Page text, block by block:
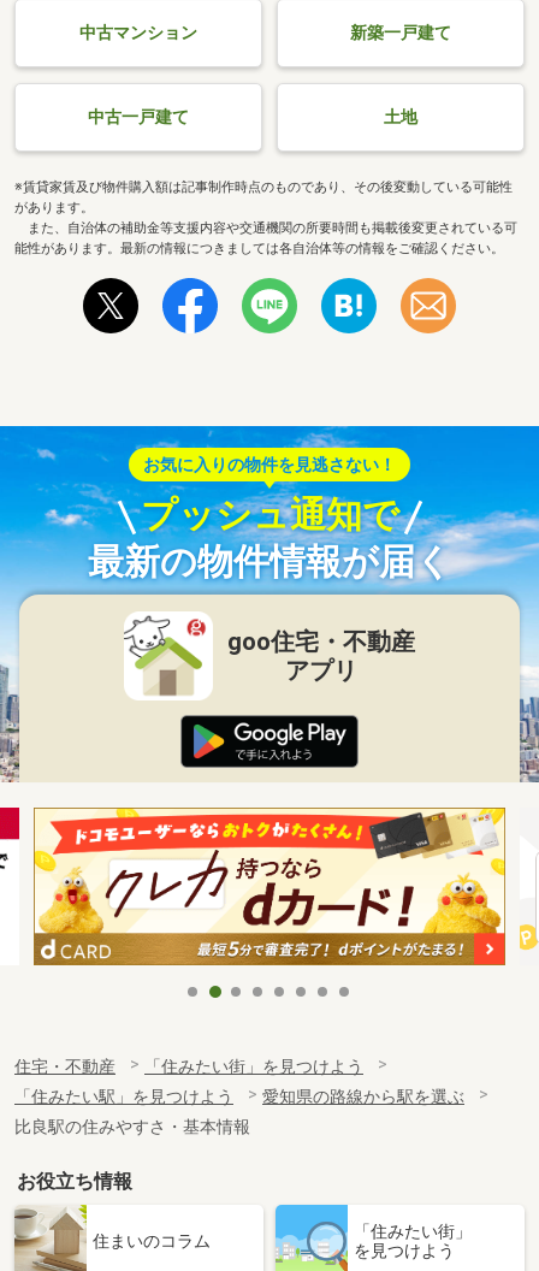
中古マンション 新築一戸建て
中古一戸建て 土地
※賃貸家賃及び物件購入額は記事制作時点のものであり、その後変動している可能性
があります。
また、自治体の補助金等支援内容や交通機関の所要時間も掲載後変更されている可
能性があります。最新の情報につきましては各自治体等の情報をご確認ください。
お気に入りの物件を見逃さない！
プッシュ通知で
最新の物件情報が届く
goo住宅・不動産
アプリ
住宅・不動産
「住みたい街」を見つけよう
「住みたい駅」を見つけよう
愛知県の路線から駅を選ぶ
比良駅の住みやすさ・基本情報
お役立ち情報
住まいのコラム
「住みたい街」
を見つけよう